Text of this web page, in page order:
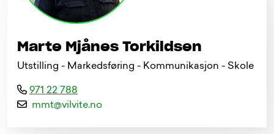
Marte Mjånes Torkildsen
Utstilling - Markedsføring - Kommunikasjon - Skole
971 22 788
o
n
.
e
t
i
v
i
v
@
t
m
m